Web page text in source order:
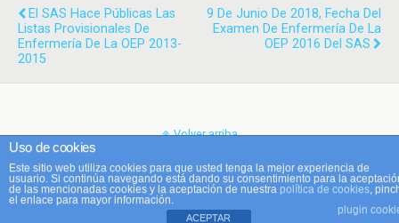
El SAS Hace Públicas Las
Listas Provisionales De
Enfermería De La OEP 2013-
2015
9 De Junio De 2018, Fecha Del
Examen De Enfermería De La
OEP 2016 Del SAS
Volver arriba
Móvil Escritorio
Uso de cookies
Este sitio web utiliza cookies para que usted tenga la mejor experiencia de
usuario. Si continúa navegando está dando su consentimiento para la
de las mencionadas cookies y la aceptación de nuestra política de cookies ,
el enlace para mayor información.
plugin
ACEPTAR